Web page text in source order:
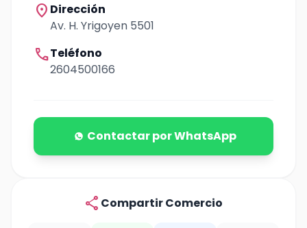
location_on Dirección
Av. H. Yrigoyen 5501
callTeléfono
2604500166
Contactar por WhatsApp
share Compartir Comercio